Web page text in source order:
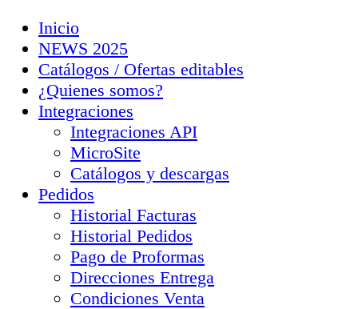
Inicio
NEWS 2025
Catálogos / Ofertas editables
¿Quienes somos?
Integraciones
Integraciones API
MicroSite
Catálogos y descargas
Pedidos
Historial Facturas
Historial Pedidos
Pago de Proformas
Direcciones Entrega
Condiciones Venta